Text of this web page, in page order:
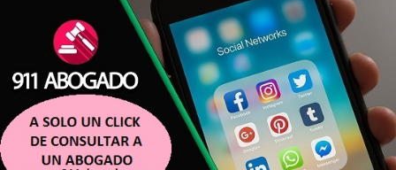
Alquilar en Córdoba: impulsan una
ayuda de hasta $2 millones para
jóvenes que buscan independizarse
Agencia 24 Noticias
POLÍTICA